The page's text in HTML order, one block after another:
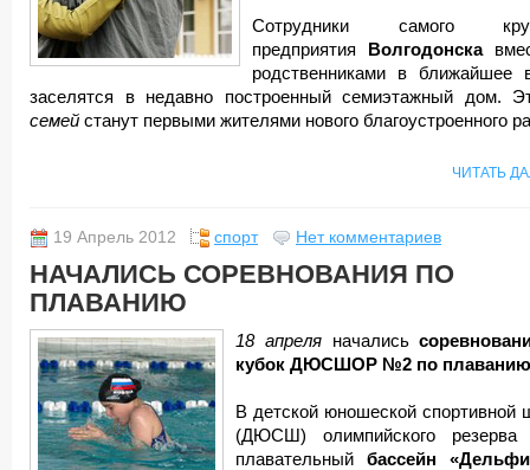
Сотрудники самого
предприятия
Волгодонска
родственниками в ближайшее
заселятся в недавно построенный семиэтажный дом.
семей станут первыми жителями нового благоустроенного
ЧИТАТЬ
19 Апрель 2012 спорт Нет комментариев
НАЧАЛИСЬ СОРЕВНОВАНИЯ ПО
ПЛАВАНИЮ
18 апреляначались
кубок ДЮСШОР №2 по
В детской юношеской спортивной
(ДЮСШ) олимпийского
плавательный бассейн